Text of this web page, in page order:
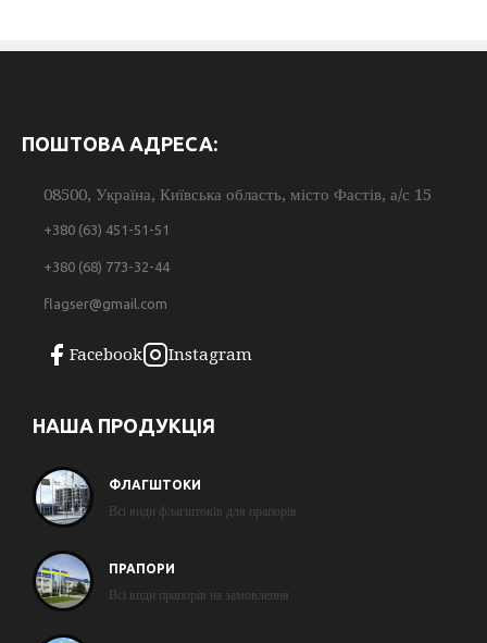
ПОШТОВА АДРЕСА:
08500, Україна, Київська область, місто Фастів, а/с 15
+380 (63) 451-51-51
+380 (68) 773-32-44
flagser@gmail.com
Facebook Instagram
НАША ПРОДУКЦІЯ
ФЛАГШТОКИ
Всі види флагштоків для прапорів
ПРАПОРИ
Всі види прапорів на замовлення